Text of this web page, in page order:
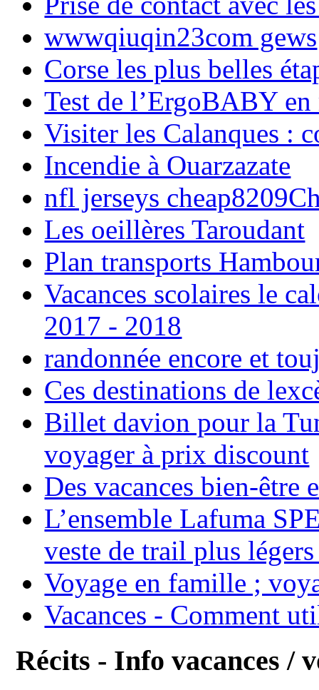
wwwqiuqin23com gews
Corse les plus belles
Test de l’ErgoBABY en
Visiter les Calanques :
Incendie à Ouarzazate
nfl jerseys
Les oeillères Taroudant
Plan transports
Vacances scolaires le
2017 - 2018
randonnée encore et
Ces destinations de
Billet davion pour la
voyager à prix discount
Des vacances bien-être
L’ensemble Lafuma
veste de trail plus
Voyage en famille ;
Vacances - Comment
Récits - Info vacances /